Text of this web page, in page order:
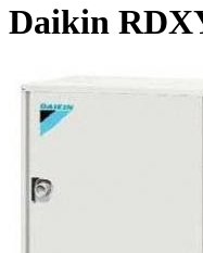
Daikin